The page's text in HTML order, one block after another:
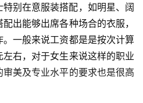
别在意服装搭配，如明星、阔
出能够出席各种场合的衣服，
一般来说工资都是是按次计算
右，对于女生来说这样的职业
美及专业水平的要求也是很高